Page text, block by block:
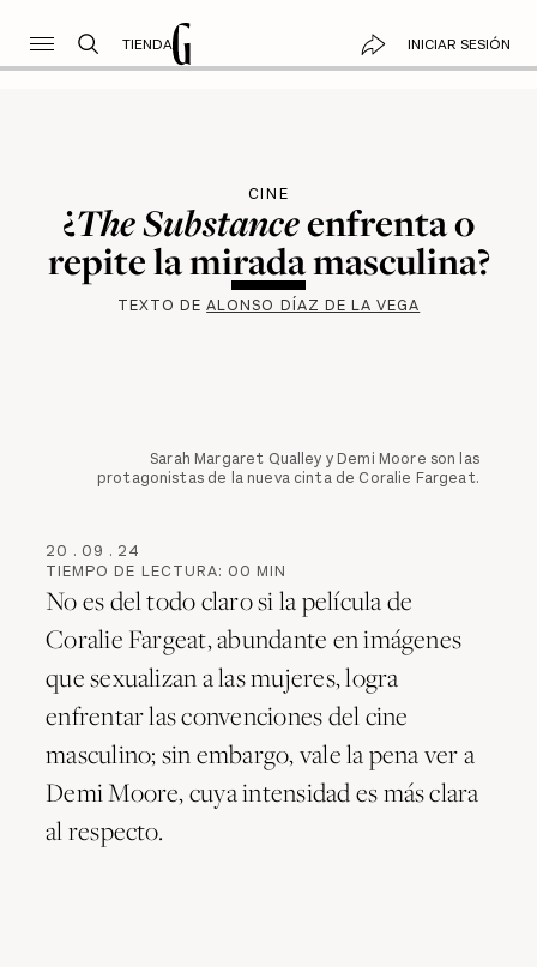
TIENDA INICIAR SESIÓN
CINE
¿The Substanceenfrenta o
repite la mirada masculina?
TEXTO DEALONSO DÍAZ DE LA VEGA
Sarah Margaret Qualley y Demi Moore son las
protagonistas de la nueva cinta de Coralie Fargeat.
20 . 09 . 24
TIEMPO DE LECTURA: 00 MIN
No es del todo claro si la película de
Coralie Fargeat, abundante en imágenes
que sexualizan a las mujeres, logra
enfrentar las convenciones del cine
masculino; sin embargo, vale la pena ver a
Demi Moore, cuya intensidad es más clara
al respecto.